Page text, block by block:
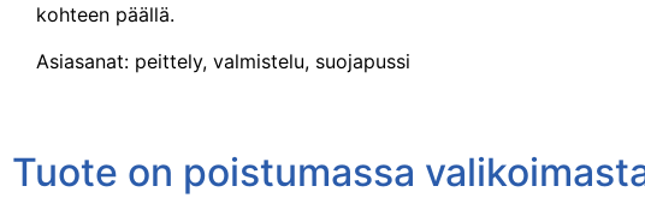
kohteen päällä.
Asiasanat: peittely, valmistelu, suojapussi
Tuote on poistumassa